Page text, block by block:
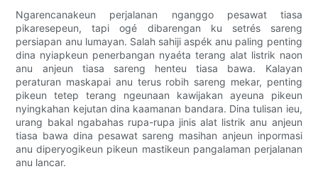
Ngarencanakeun perjalanan nganggo pesawat tiasa
pikaresepeun, tapi ogé dibarengan ku setrés sareng
persiapan anu lumayan. Salah sahiji aspék anu paling penting
dina nyiapkeun penerbangan nyaéta terang alat listrik naon
anu anjeun tiasa sareng henteu tiasa bawa. Kalayan
peraturan maskapai anu terus robih sareng mekar, penting
pikeun tetep terang ngeunaan kawijakan ayeuna pikeun
nyingkahan kejutan dina kaamanan bandara. Dina tulisan ieu,
urang bakal ngabahas rupa-rupa jinis alat listrik anu anjeun
tiasa bawa dina pesawat sareng masihan anjeun inpormasi
anu diperyogikeun pikeun mastikeun pangalaman perjalanan
anu lancar.